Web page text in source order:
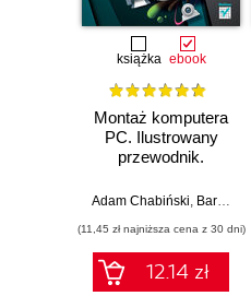
książka ebook
Montaż komputera
PC. Ilustrowany
przewodnik.
Adam Chabiński Bartosz Danowski
(11,45 zł najniższa cena z 30 dni)
12.14 zł